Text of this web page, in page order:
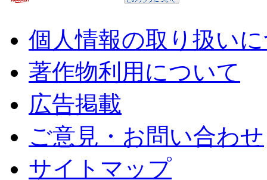
個人情報の取り扱い
著作物利用について
広告掲載
ご意見・お問い合わせ
サイトマップ